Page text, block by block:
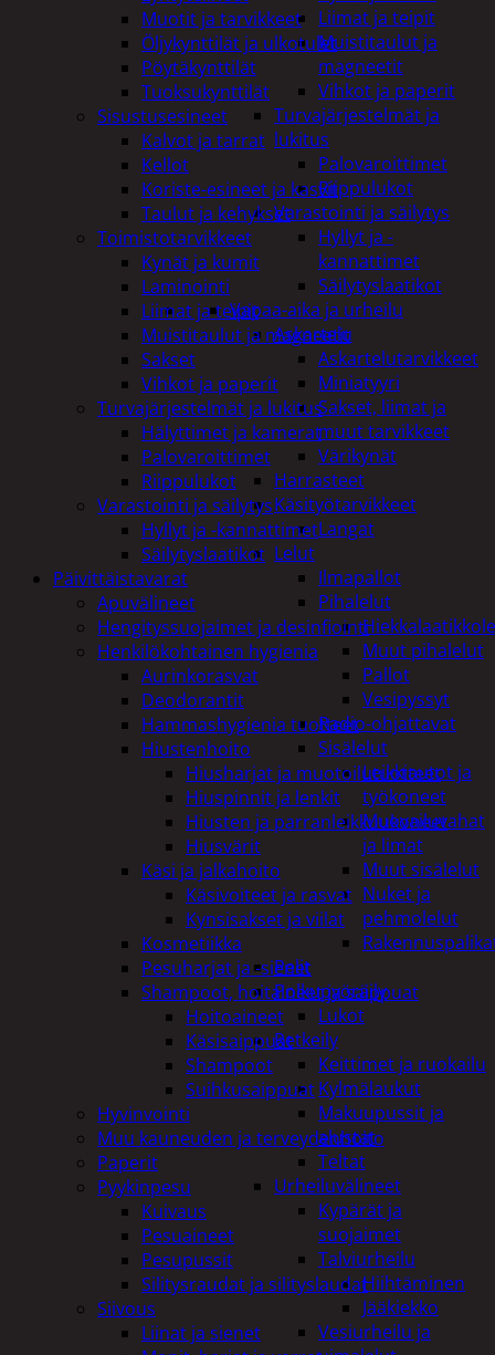
Liimat ja teipit
Muistitaulut ja
magneetit
Vihkot ja paperit
Turvajärjestelmät ja
lukitus
Palovaroittimet
Riippulukot
Varastointi ja säilytys
Hyllyt ja -
kannattimet
Säilytyslaatikot
Vapaa-aika ja urheilu
Askartelu
Askartelutarvikkeet
Miniatyyri
Sakset, liimat ja
muut tarvikkeet
Värikynät
Harrasteet
Käsityötarvikkeet
Langat
Lelut
Ilmapallot
Pihalelut
Muut pihalelut
Pallot
Vesipyssyt
Radio-ohjattavat
Sisälelut
Leikkiautot ja
työkoneet
Muovailuvahat
ja limat
Muut sisälelut
Nuket ja
pehmolelut
Pelit
Polkupyöräily
Lukot
Retkeily
Keittimet ja ruokailu
Kylmälaukut
Makuupussit ja
alustat
Teltat
Urheiluvälineet
Kypärät ja
suojaimet
Talviurheilu
Hiihtäminen
Jääkiekko
Vesiurheilu ja
Muotit ja tarvikkeet
Öljykynttilät ja ulkotulet
Pöytäkynttilät
Tuoksukynttilät
Sisustusesineet
Kalvot ja tarrat
Kellot
Koriste-esineet ja kasvit
Taulut ja kehykset
Toimistotarvikkeet
Kynät ja kumit
Laminointi
Liimat ja teipit
Muistitaulut ja magneetit
Sakset
Vihkot ja paperit
Turvajärjestelmät ja lukitus
Hälyttimet ja kamerat
Palovaroittimet
Riippulukot
Varastointi ja säilytys
Hyllyt ja -kannattimet
Säilytyslaatikot
Päivittäistavarat
Apuvälineet
Hengityssuojaimet ja desinfiointi
Henkilökohtainen hygienia
Aurinkorasvat
Deodorantit
Hammashygienia tuotteet
Hiustenhoito
Hiusharjat ja muotoilutuotteet
Hiuspinnit ja lenkit
Hiusten ja parranleikkuukoneet
Hiusvärit
Käsi ja jalkahoito
Käsivoiteet ja rasvat
Kynsisakset ja viilat
Kosmetiikka
Pesuharjat ja -sienet
Shampoot, hoitaineet ja saippuat
Hoitoaineet
Käsisaippuat
Shampoot
Suihkusaippuat
Hyvinvointi
Muu kauneuden ja terveydenhoito
Paperit
Pyykinpesu
Kuivaus
Pesuaineet
Pesupussit
Silitysraudat ja silityslaudat
Siivous
Liinat ja sienet